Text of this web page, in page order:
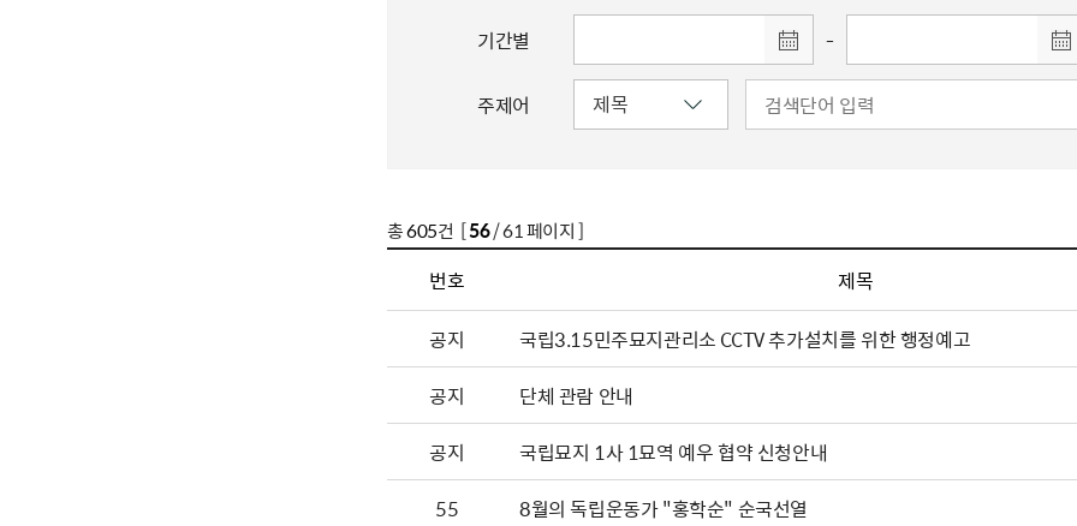
기간별 -
주제어
총605건 [56/ 61 페이지 ]
번호 제목
공지
국립3.15민주묘지관리소 CCTV 추가설치를 위한 행정예고
공지
단체 관람 안내
공지
국립묘지 1사 1묘역 예우 협약 신청안내
55
8월의 독립운동가 "홍학순" 순국선열